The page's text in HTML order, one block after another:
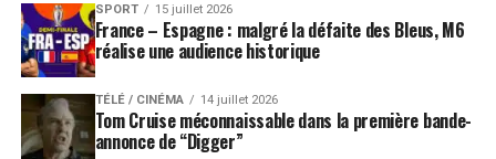
SPORT 15 juillet 2026
France – Espagne : malgré la défaite des Bleus, M6
réalise une audience historique
TÉLÉ / CINÉMA 14 juillet 2026
Tom Cruise méconnaissable dans la première bande-
annonce de “Digger”